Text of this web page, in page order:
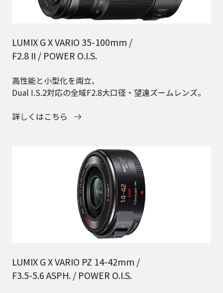
LUMIX G X VARIO 35-100mm /
F2.8 II / POWER O.I.S.
高性能と小型化を両立、
Dual I.S.2対応の全域F2.8大口径・望遠ズームレンズ。
詳しくはこちら
LUMIX G X VARIO PZ 14-42mm /
F3.5-5.6 ASPH. / POWER O.I.S.